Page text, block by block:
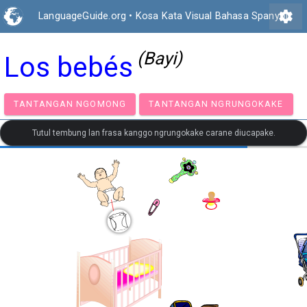
LanguageGuide.org • Kosa Kata Visual Bahasa Spanyol
settings
Los bebés (Bayi)
TANTANGAN NGOMONG TANTANGAN
Tutul tembung lan frasa kanggo ngrungokake carane diucapake.